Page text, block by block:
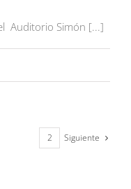
Auditorio Simón [...]
2 Siguiente